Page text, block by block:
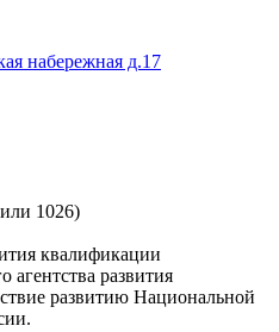
набережная д.17
1026)
квалификации
развития
развитию Национальной